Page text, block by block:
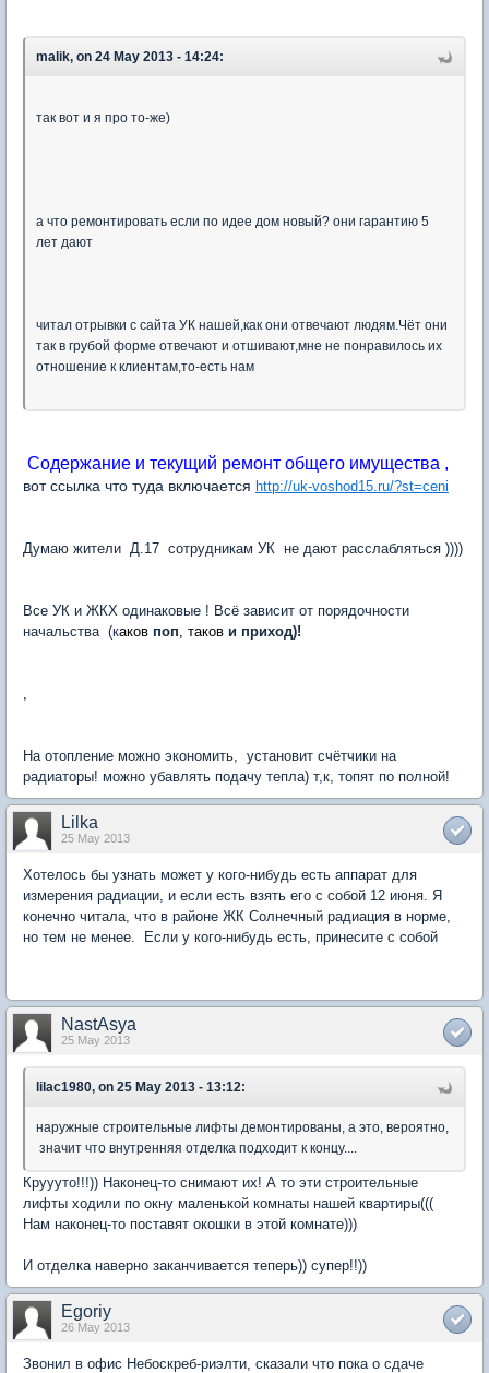
malik, on 24 May 2013 - 14:24:
так вот и я про то-же)
а что ремонтировать если по идее дом новый? они гарантию 5
лет дают
читал отрывки с сайта УК нашей,как они отвечают людям.Чёт они
так в грубой форме отвечают и отшивают,мне не понравилось их
отношение к клиентам,то-есть нам
Содержание и текущий ремонт общего имущества ,
вот ссылка что туда включается http://uk-voshod15.ru/?st=ceni
Думаю жители Д.17 сотрудникам УК не дают расслабляться ))))
Все УК и ЖКХ одинаковые ! Всё зависит от порядочности
начальства (каков поп, таков и приход)!
,
На отопление можно экономить, установит счётчики на
радиаторы! можно убавлять подачу тепла) т,к, топят по полной!
Lilka
25 May 2013
Хотелось бы узнать может у кого-нибудь есть аппарат для
измерения радиации, и если есть взять его с собой 12 июня. Я
конечно читала, что в районе ЖК Солнечный радиация в норме,
но тем не менее. Если у кого-нибудь есть, принесите с собой
NastAsya
25 May 2013
lilac1980, on 25 May 2013 - 13:12:
наружные строительные лифты демонтированы, а это, вероятно,
значит что внутренняя отделка подходит к концу....
Круууто!!!)) Наконец-то снимают их! А то эти строительные
лифты ходили по окну маленькой комнаты нашей квартиры(((
Нам наконец-то поставят окошки в этой комнате)))
И отделка наверно заканчивается теперь)) супер!!))
Egoriy
26 May 2013
Звонил в офис Небоскреб-риэлти, сказали что пока о сдаче